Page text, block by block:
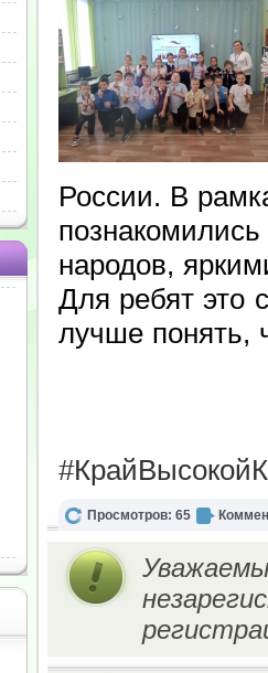
России. В
народов,
Для ребят это
лучше понять,
Просмотров: 65